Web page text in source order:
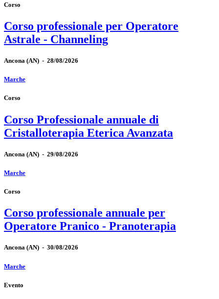
Corso
Corso professionale per Operatore
Astrale - Channeling
Ancona (AN) - 28/08/2026
Marche
Corso
Corso Professionale annuale di
Cristalloterapia Eterica Avanzata
Ancona (AN) - 29/08/2026
Marche
Corso
Corso professionale annuale per
Operatore Pranico - Pranoterapia
Ancona (AN) - 30/08/2026
Marche
Evento